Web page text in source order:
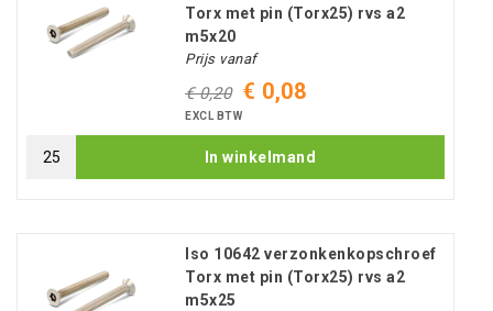
Torx met pin (Torx25) rvs a2
m5x20
Prijs vanaf
€ 0,20 € 0,08
EXCL BTW
In winkelmand
Iso 10642 verzonkenkopschroef
Torx met pin (Torx25) rvs a2
m5x25